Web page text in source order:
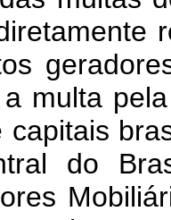
multa
capitais
do